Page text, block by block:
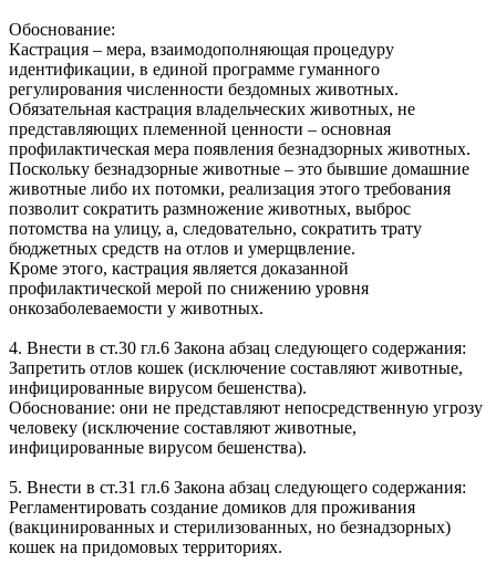
Обоснование:
Кастрация – мера, взаимодополняющая процедуру
идентификации, в единой программе гуманного
регулирования численности бездомных животных.
Обязательная кастрация владельческих животных, не
представляющих племенной ценности – основная
профилактическая мера появления безнадзорных животных.
Поскольку безнадзорные животные – это бывшие домашние
животные либо их потомки, реализация этого требования
позволит сократить размножение животных, выброс
потомства на улицу, а, следовательно, сократить трату
бюджетных средств на отлов и умерщвление.
Кроме этого, кастрация является доказанной
профилактической мерой по снижению уровня
онкозаболеваемости у животных.
4. Внести в ст.30 гл.6 Закона абзац следующего содержания:
Запретить отлов кошек (исключение составляют животные,
инфицированные вирусом бешенства).
Обоснование: они не представляют непосредственную угрозу
человеку (исключение составляют животные,
инфицированные вирусом бешенства).
5. Внести в ст.31 гл.6 Закона абзац следующего содержания:
Регламентировать создание домиков для проживания
(вакцинированных и стерилизованных, но безнадзорных)
кошек на придомовых территориях.